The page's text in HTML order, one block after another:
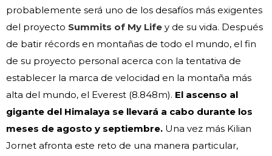
probablemente será uno de los desafíos más exigentes
del proyecto Summits of My Life y de su vida. Después
de batir récords en montañas de todo el mundo, el fin
de su proyecto personal acerca con la tentativa de
establecer la marca de velocidad en la montaña más
alta del mundo, el Everest (8.848m). El ascenso al
gigante del Himalaya se llevará a cabo durante los
meses de agosto y septiembre. Una vez más Kilian
Jornet afronta este reto de una manera particular,